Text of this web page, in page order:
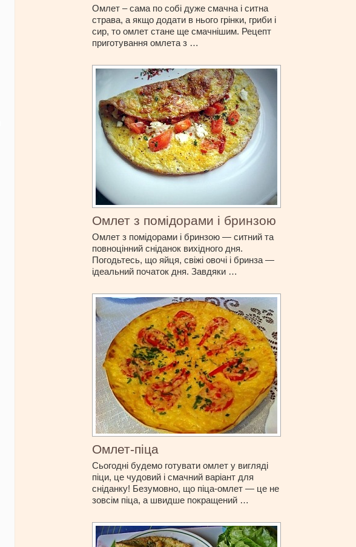
Омлет – сама по собі дуже смачна і ситна
страва, а якщо додати в нього грінки, гриби і
сир, то омлет стане ще смачнішим. Рецепт
приготування омлета з …
Омлет з помідорами і бринзою
Омлет з помідорами і бринзою — ситний та
повноцінний сніданок вихідного дня.
Погодьтесь, що яйця, свіжі овочі і бринза —
ідеальний початок дня. Завдяки …
Омлет-піца
Сьогодні будемо готувати омлет у вигляді
піци, це чудовий і смачний варіант для
сніданку! Безумовно, що піца-омлет — це не
зовсім піца, а швидше покращений …